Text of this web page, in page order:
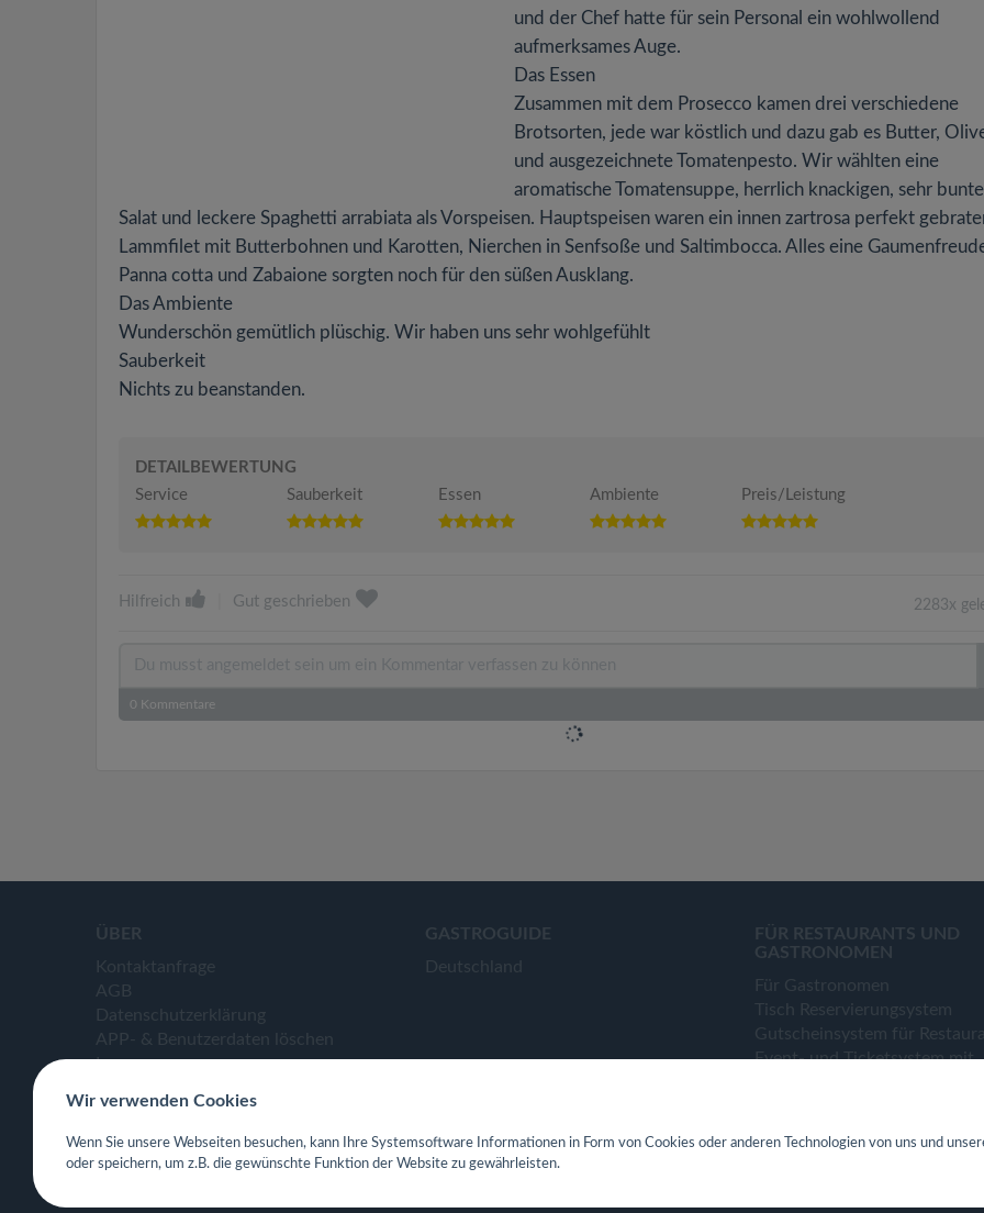
und der Chef hatte für sein Personal ein wohlwollend
aufmerksames Auge.
Das Essen
Zusammen mit dem Prosecco kamen drei verschiedene
Brotsorten, jede war köstlich und dazu gab es Butter,
und ausgezeichnete Tomatenpesto. Wir wählten eine
aromatische Tomatensuppe, herrlich knackigen, sehr
Salat und leckere Spaghetti arrabiata als Vorspeisen. Hauptspeisen waren ein innen zartrosa perfekt
Lammfilet mit Butterbohnen und Karotten, Nierchen in Senfsoße und Saltimbocca. Alles eine
Panna cotta und Zabaione sorgten noch für den süßen Ausklang.
Das Ambiente
Wunderschön gemütlich plüschig. Wir haben uns sehr wohlgefühlt
Sauberkeit
Nichts zu beanstanden.
DETAILBEWERTUNG
Service
Sauberkeit Essen Ambiente Preis/Leistung
Hilfreich Gut geschrieben 2283x
0 Kommentare
ÜBER
Kontaktanfrage
AGB
Datenschutzerklärung
APP- & Benutzerdaten löschen
Impressum
GASTROGUIDE
Deutschland
FÜR RESTAURANTS UND
GASTRONOMEN
Für Gastronomen
Tisch Reservierungsystem
Gutscheinsystem für
Event- und Ticketsystem mit
Webseiten für Restaurant
Wir verwenden Cookies
Wenn Sie unsere Webseiten besuchen, kann Ihre Systemsoftware Informationen in Form von Cookies oder anderen Technologien von uns und
oder speichern, um z.B. die gewünschte Funktion der Website zu gewährleisten.